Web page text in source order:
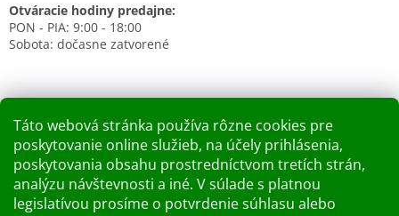
Táto webová stránka používa rôzne cookies pre
poskytovanie online služieb, na účely prihlásenia,
poskytovania obsahu prostredníctvom tretích strán,
analýzu návštevnosti a iné. V súlade s platnou
legislatívou prosíme o potvrdenie súhlasu alebo
Otváracie hodiny predajne:
PON - PIA: 9:00 - 18:00
Sobota: dočasne zatvorené
Nákupný košík
0KS / 0 €